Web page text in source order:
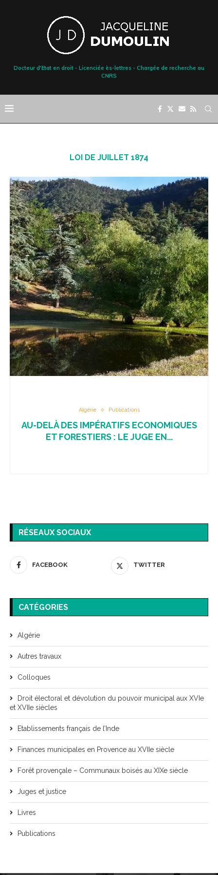
Docteur d'Etat en droit - Licenciée ès-lettres - Chargée de recherche au
CNRS
LOI DE JUILLET 1874
Algérie Publications
AU-DELÀ DES IMPÉRATIFS ECONOMIQUES
ET FORESTIERS : LE JUGE EN...
RÉSEAUX SOCIAUX
FACEBOOK TWITTER
CATÉGORIES
Algérie
Autres travaux
Colloques
Droit électoral et dévolution du pouvoir municipal aux XVIe
et XVIIe siècles
Etablissements français de l’Inde
Finances municipales en Provence au XVIIe siècle
Forêt provençale – Communaux boisés au XIXe siècle
Juges et justice
Livres
Publications